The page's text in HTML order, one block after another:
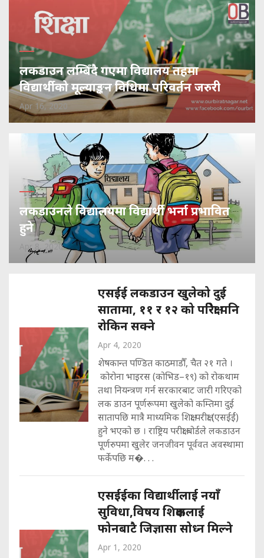
लकडाउन लम्बिँदै गएमा विद्यालय तहमा
विद्यार्थीको मूल्याङ्कन विधिमा परिवर्तन जरुरी
Apr 16, 2020
लकडाउनले विद्यालयमा विद्यार्थी भर्ना प्रभावित
हुने
Apr 8, 2020
एसईई लकडाउन खुलेको दुई
सातामा, ११ र १२ को परिेेक्षा पनि
रोकिन सक्ने
Apr 4, 2020
शेषकान्त पण्डित काठमाडौँ, चैत २१ गते ।
कोरोना भाइरस (कोभिड–१९) को रोकथाम
तथा नियन्त्रण गर्न सरकारबाट जारी गरिएको
लक डाउन पूर्णरूपमा खुलेको कम्तिमा दुई
सातापछि मात्रै माध्यमिक शिक्षा परीक्षा (एसईर्ई)
हुने भएको छ । राष्ट्रिय परीक्षा बोर्डले लकडाउन
पूर्णरुपमा खुलेर जनजीवन पूर्ववत अवस्थामा
फर्केपछि म�. . .
एसईईका विद्यार्थीलाई नयाँ
सुविधा,विषय शिक्षकलाई
फोनबाटै जिज्ञासा सोध्न मिल्ने
Apr 1, 2020